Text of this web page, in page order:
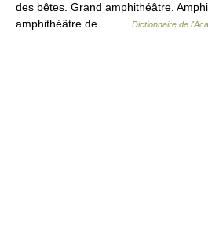
des bêtes. Grand amphithéâtre.
amphithéâtre de… …
Dictionnaire de